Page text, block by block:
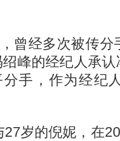
经多次被传分
峰的经纪人承
手，作为经纪
岁的倪妮，在